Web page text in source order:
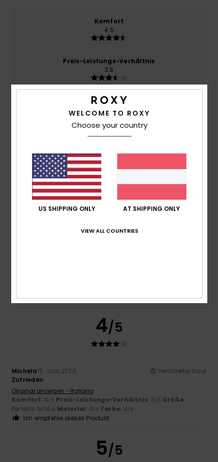
Komfort
4.5
Preis-Leistungs-Verhältnis
3.8
Zu groß
5 /5
4/5
Michela15. Juni 2026
Verifizierter Kauf
Zufrieden
Original anzeigen - Italiano
Komfort: 4/5 Preis-Leistungs-Verhältnis: 3/5 Größe:
Perfekte Größe Material: 4/5 Farbe: 4/5
Ich empfehle dieses Produkt
5/5
WELCOME TO ROXY
Choose your country
US SHIPPING ONLY AT SHIPPING ONLY
VIEW ALL COUNTRIES